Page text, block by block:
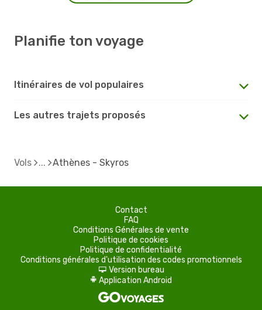
Planifie ton voyage
Itinéraires de vol populaires
Les autres trajets proposés
Vols Athènes - Skyros
Contact
FAQ
Conditions Générales de vente
Politique de cookies
Politique de confidentialité
Conditions générales d'utilisation des codes promotionnels
d Version bureau
A Application Android